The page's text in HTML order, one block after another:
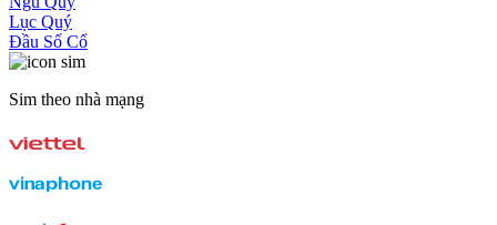
Lục Quý
Đầu Số Cổ
Sim theo nhà mạng